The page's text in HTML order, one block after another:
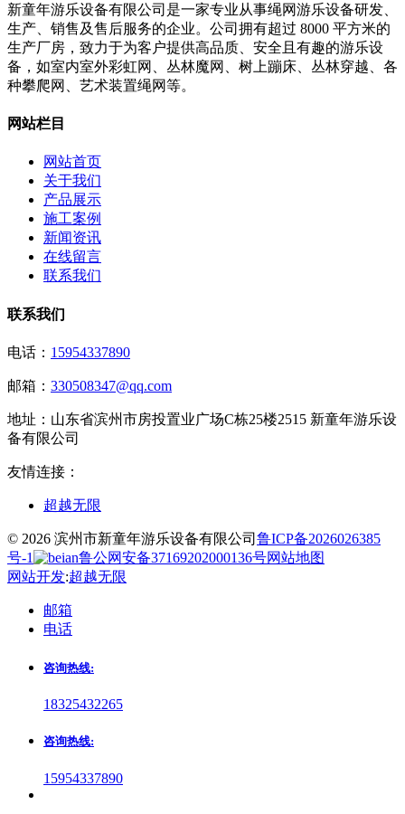
新童年游乐设备有限公司是一家专业从事绳网游乐设备研发、
生产、销售及售后服务的企业。公司拥有超过 8000 平方米的
生产厂房，致力于为客户提供高品质、安全且有趣的游乐设
备，如室内室外彩虹网、丛林魔网、树上蹦床、丛林穿越、各
种攀爬网、艺术装置绳网等。
网站栏目
网站首页
关于我们
产品展示
施工案例
新闻资讯
在线留言
联系我们
联系我们
电话： 15954337890
邮箱： 330508347@qq.com
地址： 山东省滨州市房投置业广场C栋25楼2515 新童年游乐设
备有限公司
友情连接：
超越无限
© 2026 滨州市新童年游乐设备有限公司 鲁ICP备2026026385
号-1
鲁公网安备37169202000136号网站地图
网站开发:超越无限
邮箱
电话
咨询热线:
18325432265
咨询热线:
15954337890